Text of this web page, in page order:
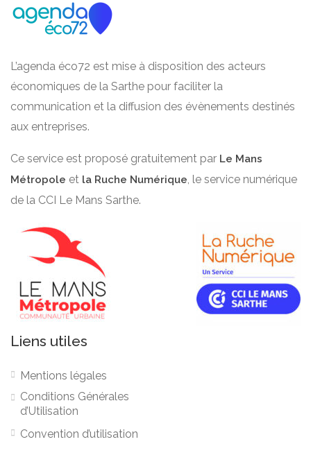
L’agenda éco72 est mise à disposition des acteurs
économiques de la Sarthe pour faciliter la
communication et la diffusion des évènements destinés
aux entreprises.
Ce service est proposé gratuitement par Le Mans
Métropole et la Ruche Numérique, le service numérique
de la CCI Le Mans Sarthe.
Liens utiles
Mentions légales
Conditions Générales
d’Utilisation
Convention d’utilisation